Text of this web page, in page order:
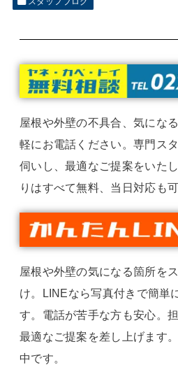
屋根や外壁の不具合、気にな
軽にお電話ください。専門ス
伺いし、最適なご提案をいた
りはすべて無料、当日対応も可
屋根や外壁の気になる箇所を
け。LINEなら写真付きで簡単
す。電話が苦手な方も安心。
最適なご提案を差し上げます
中です。